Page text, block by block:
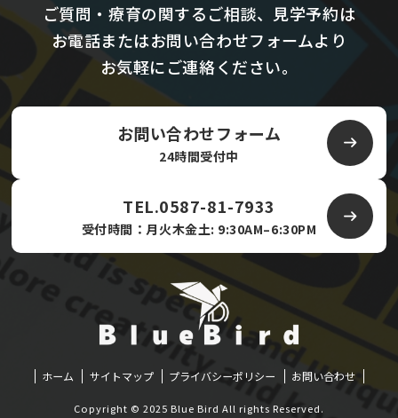
ご質問・療育の関するご相談、見学予約は
お電話またはお問い合わせフォームより
お気軽にご連絡ください。
お問い合わせフォーム
24時間受付中
TEL.0587-81-7933
受付時間：月火木金土: 9:30AM–6:30PM
ホーム サイトマップ プライバシーポリシー お問い合わせ
Copyright © 2025 Blue Bird All rights Reserved.